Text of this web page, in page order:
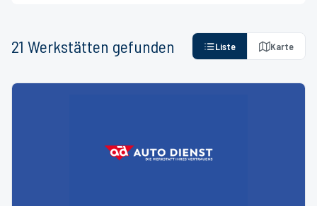
21 Werkstätten gefunden Liste Karte